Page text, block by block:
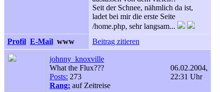
Seit der Schnee, nähmlich da ist,
ladet bei mir die erste Seite
/home.php, sehr langsam...
Profil E-Mail www Beitrag zitieren
johnny_knoxville
What the Flux???
Posts: 273
Rang: auf Zeitreise
06.02.2004,
22:31 Uhr